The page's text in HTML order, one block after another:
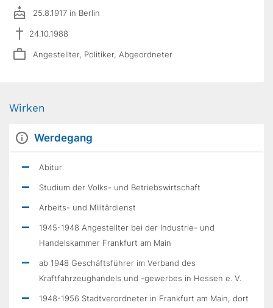
25.8.1917 in Berlin
24.10.1988
Angestellter, Politiker, Abgeordneter
Wirken
Werdegang
Abitur
Studium der Volks- und Betriebswirtschaft
Arbeits- und Militärdienst
1945-1948 Angestellter bei der Industrie- und
Handelskammer Frankfurt am Main
ab 1948 Geschäftsführer im Verband des
Kraftfahrzeughandels und -gewerbes in Hessen e. V.
1948-1956 Stadtverordneter in Frankfurt am Main, dort